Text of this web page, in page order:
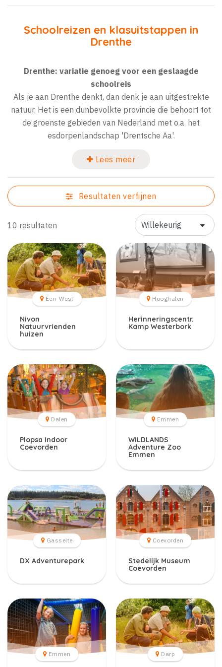
Schoolreizen en klasuitstappen in
Drenthe
Drenthe: variatie genoeg voor een geslaagde
schoolreis
Als je aan Drenthe denkt, dan denk je aan uitgestrekte
natuur. Het is een dunbevolkte provincie die behoort tot
de groenste gebieden van Nederland met o.a. het
esdorpenlandschap 'Drentsche Aa'.
Lees meer
Resultaten verfijnen
10 resultaten
Een-West
Nivon
Natuurvrienden
huizen
Hooghalen
Herinneringscentr.
Kamp Westerbork
Dalen
Plopsa Indoor
Coevorden
Emmen
WILDLANDS
Adventure Zoo
Emmen
Gasselte
DX Adventurepark
Coevorden
Stedelijk Museum
Coevorden
Emmen Darp